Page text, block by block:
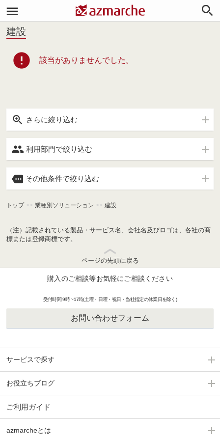


建設
error 該当がありませんでした。
 さらに絞り込む
 利用部門で絞り込む
 その他条件で絞り込む
トップ >> 業種別ソリューション >> 建設
（注）記載されている製品・サービス名、会社名及びロゴは、各社の商
標または登録商標です。
ページの先頭に戻る
購入のご相談等お気軽にご相談ください
受付時間 9時 ~17時(土曜・日曜・祝日・当社指定の休業日を除く)
お問い合わせフォーム
サービスで探す
お役立ちブログ
ご利用ガイド
azmarcheとは